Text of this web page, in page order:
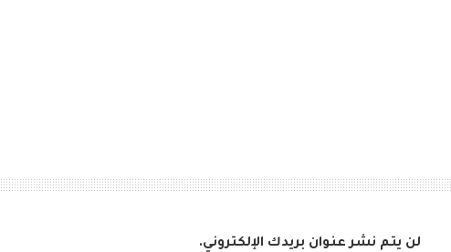
لن يتم نشر عنوان بريدك الإلكتروني.